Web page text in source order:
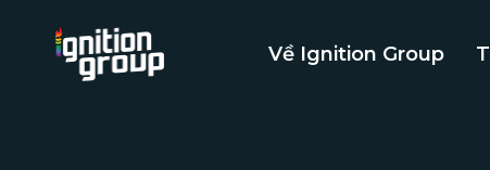
Về Ignition Group